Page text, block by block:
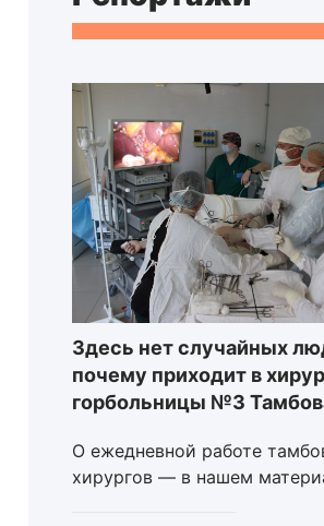
Здесь нет случайных
почему приходит в
горбольницы №3
О ежедневной работе
хирургов — в нашем